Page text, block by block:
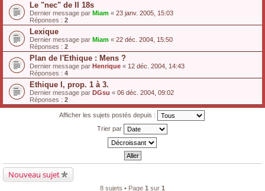
Le "nec" de II 18s
Dernier message par Miam « 23 janv. 2005, 15:03
Réponses : 2
Lexique
Dernier message par Miam « 22 déc. 2004, 15:50
Réponses : 2
Plan de l'Ethique : Mens ?
Dernier message par Henrique « 12 déc. 2004, 14:43
Réponses : 4
Ethique I, prop. 1 à 3.
Dernier message par DGsu « 06 déc. 2004, 09:02
Réponses : 2
Afficher les sujets postés depuis :
Trier par
Nouveau sujet
8 sujets • Page 1 sur 1